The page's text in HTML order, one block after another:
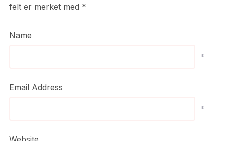
felt er merket med *
Name
*
Email Address
*